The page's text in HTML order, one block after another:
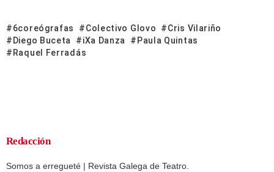
6coreógrafas Colectivo Glovo
Cris Vilariño
Diego Buceta
iXa Danza
Paula Quintas
Raquel Ferradás
Redacción
Somos a erregueté | Revista Galega de Teatro.